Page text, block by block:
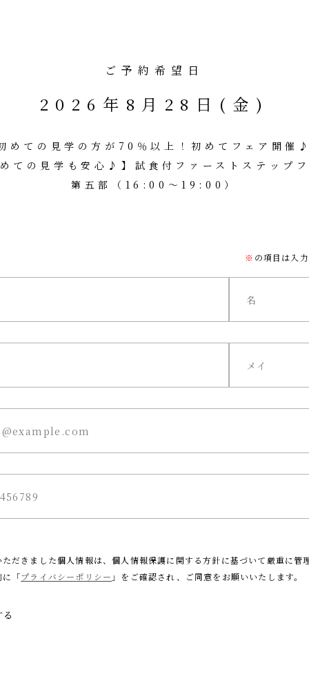
ご予約希望日
2026年8月28日(金)
めての見学の方が70％以上！初めてフェア開催♪
ての見学も安心♪】試食付ファーストステップフ
第五部（16:00～19:00）
※ の項目は入
ただきました個人情報は、個人情報保護に関する方針に基づいて厳重に管
「プライバシーポリシー 」をご確認され、 ご同意をお願いいたします。